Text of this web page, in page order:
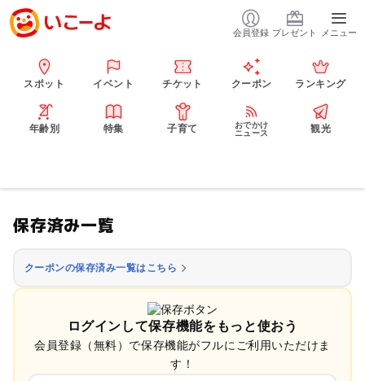
会員登録 プレゼント メニュー
スポット イベント チケット クーポン ランキング
年齢別 特集 子育て
おでかけ
ニュース
観光
保存済み一覧
クーポンの保存済み一覧はこちら
ログインして保存機能をもっと使おう
会員登録（無料）で保存機能がフルにご利用いただけま
す！